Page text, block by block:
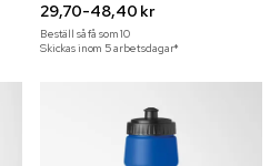
29,70-48,40 kr
Beställ så få som10
Skickas inom 5 arbetsdagar*